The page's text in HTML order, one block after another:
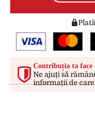
Contribuția ta face
Ne ajuți să
informații de